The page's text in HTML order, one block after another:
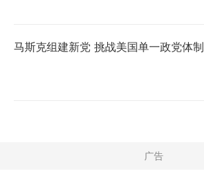
马斯克组建新党 挑战美国单一政党体制